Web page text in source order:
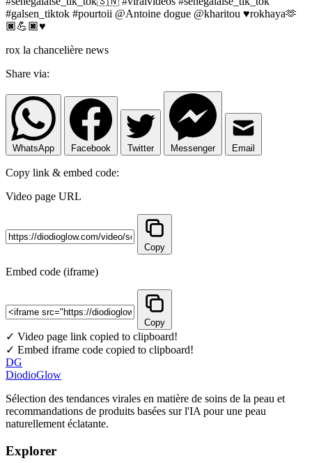
#galsen_tiktok #pourtoii @Antoine dogue @kharitou ♥️rokhaya🫶
🏿💪🏿♥️
rox la chancelière news
Share via:
WhatsApp Facebook Twitter Messenger Email
Copy link & embed code:
Video page URL
Copy
Embed code (iframe)
Copy
✓ Video page link copied to clipboard!
✓ Embed iframe code copied to clipboard!
DG
DiodioGlow
Sélection des tendances virales en matière de soins de la peau et
recommandations de produits basées sur l'IA pour une peau
naturellement éclatante.
Explorer